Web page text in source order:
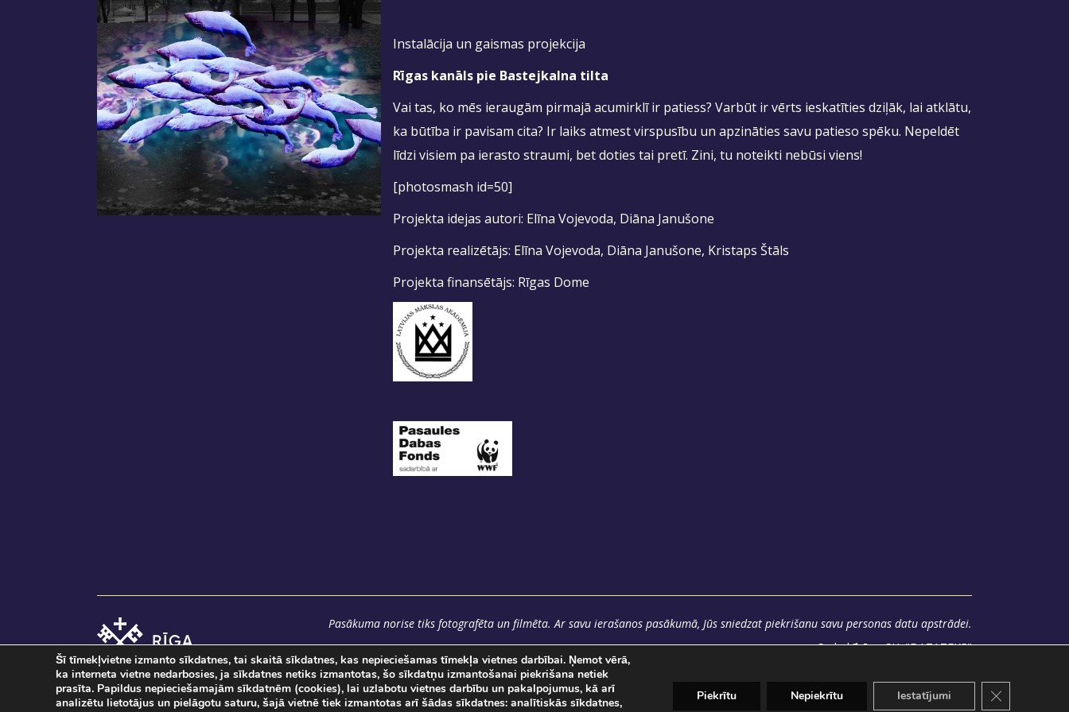
Instalācija un gaismas projekcija
Rīgas kanāls pie Bastejkalna tilta
Vai tas, ko mēs ieraugām pirmajā acumirklī ir patiess? Varbūt ir vērts ieskatīties dziļāk, lai atklātu,
ka būtība ir pavisam cita? Ir laiks atmest virspusību un apzināties savu patieso spēku. Nepeldēt
līdzi visiem pa ierasto straumi, bet doties tai pretī. Zini, tu noteikti nebūsi viens!
[photosmash id=50]
Projekta idejas autori: Elīna Vojevoda, Diāna Janušone
Projekta realizētājs: Elīna Vojevoda, Diāna Janušone, Kristaps Štāls
Projekta finansētājs: Rīgas Dome
Pasākuma norise tiks fotografēta un filmēta. Ar savu ierašanos pasākumā, Jūs sniedzat piekrišanu savu personas datu apstrādei.
Sadarbībā arSIA "DATATEKS"
Šī tīmekļvietne izmanto sīkdatnes, tai skaitā sīkdatnes, kas nepieciešamas tīmekļa vietnes darbībai. Ņemot vērā,
ka interneta vietne nedarbosies, ja sīkdatnes netiks izmantotas, šo sīkdatņu izmantošanai piekrišana netiek
prasīta. Papildus nepieciešamajām sīkdatnēm (cookies), lai uzlabotu vietnes darbību un pakalpojumus, kā arī
analizētu lietotājus un pielāgotu saturu, šajā vietnē tiek izmantotas arī šādas sīkdatnes: analītiskās sīkdatnes,
Piekrītu Nepiekrītu Iestatījumi Close GDPR